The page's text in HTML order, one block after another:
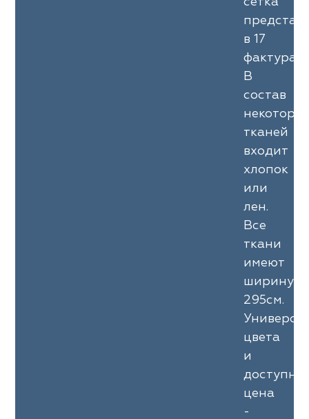
в 17
фактурах.
В
состав
тканей
входит
хлопок
или
лен.
Все
ткани
имеют
ширину
295см.
цвета
и
цена
-